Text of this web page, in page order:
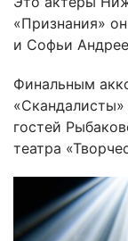
«Признания»
и Софьи
Финальным
гостей
театра